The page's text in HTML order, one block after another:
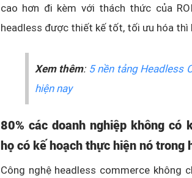
cao hơn đi kèm với thách thức của
headless được thiết kế tốt, tối ưu hóa
Xem thêm: 5 nền tảng Headless
hiện nay
80% các doanh nghiệp không có
họ có kế hoạch thực hiện nó trong
Công nghệ headless commerce không